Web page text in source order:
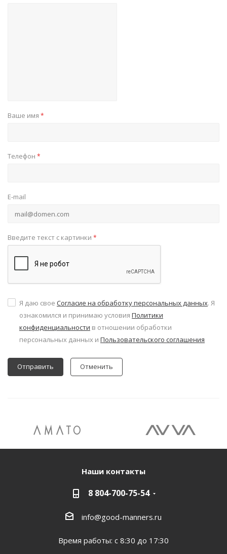
Ваше имя *
Телефон *
E-mail
Введите текст с картинки *
Я даю свое Согласие на обработку персональных данных. Я
ознакомился и принимаю условия Политики
конфиденциальности в отношении обработки
персональных данных и Пользовательского соглашения
Отменить
Наши контакты
8 804-700-75-54
info@good-manners.ru
Время работы: с 8:30 до 17:30